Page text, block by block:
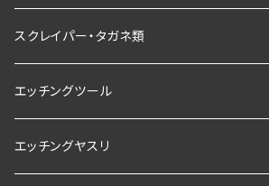
スクレイパー・タガネ類
エッチングツール
エッチングヤスリ